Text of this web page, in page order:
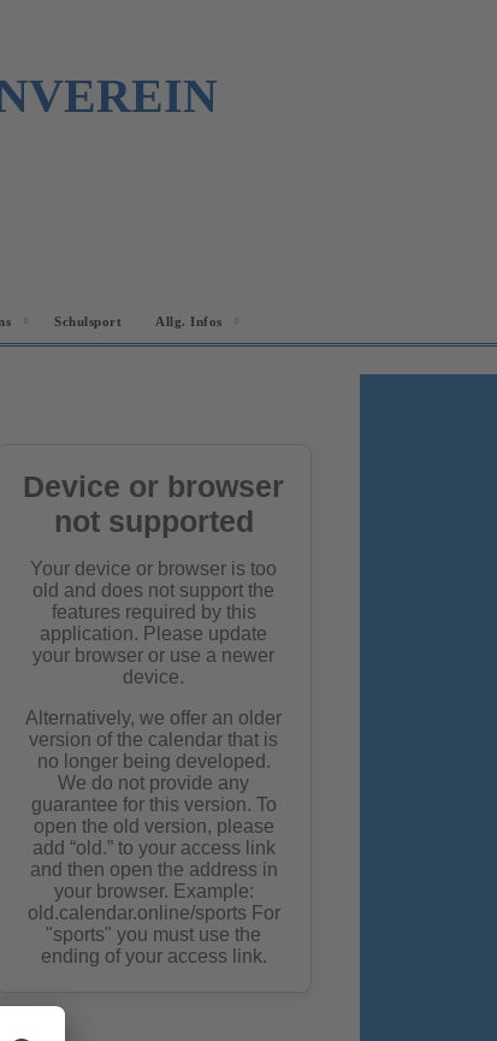
Schulsport Allg. Infos